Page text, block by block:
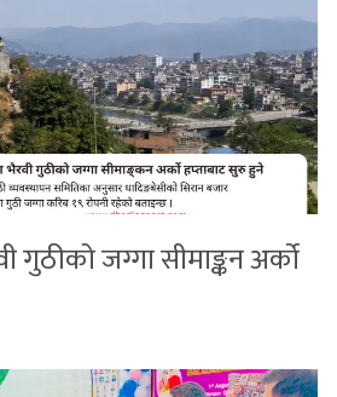
गुठीको जग्गा सीमाङ्कन अर्को